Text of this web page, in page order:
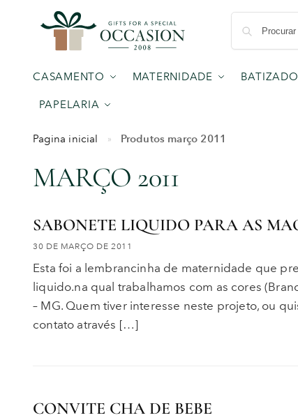
CASAMENTO MATERNIDADE BATIZADO
PAPELARIA
Pagina inicial » Produtos março 2011
MARÇO 2011
SABONETE LIQUIDO PARA AS
30 DE MARÇO DE 2011
Esta foi a lembrancinha de maternidade que
liquido.na qual trabalhamos com as cores
– MG. Quem tiver interesse neste projeto, ou
contato através […]
CONVITE CHA DE BEBE